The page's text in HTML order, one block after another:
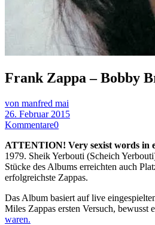
Frank Zappa – Bobby
von manfred mai
26. Februar 2015
Kommentare0
ATTENTION! Very sexist words in
1979. Sheik Yerbouti (Scheich
Stücke des Albums erreichten auch
erfolgreichste Zappas.
Das Album basiert auf live
Miles Zappas ersten Versuch, bewusst
waren.